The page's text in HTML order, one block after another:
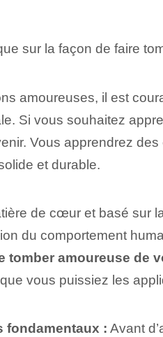
sur la façon de faire
amoureuses, il est
Si vous souhaitez
Vous apprendrez
et durable.
de cœur et basé sur
du comportement
tomber amoureuse de
vous puissiez les
fondamentaux : ‌Avant